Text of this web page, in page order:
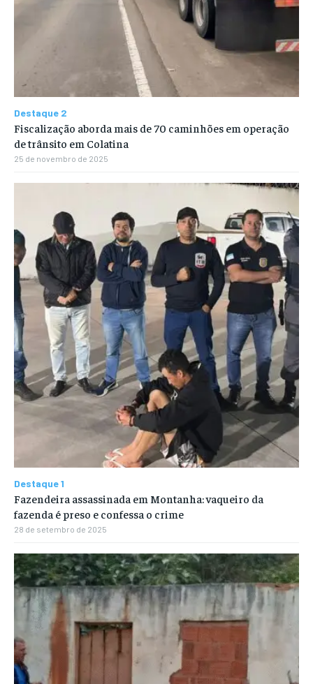
Destaque 2
Fiscalização aborda mais de 70 caminhões em operação
de trânsito em Colatina
25 de novembro de 2025
Destaque 1
Fazendeira assassinada em Montanha: vaqueiro da
fazenda é preso e confessa o crime
28 de setembro de 2025